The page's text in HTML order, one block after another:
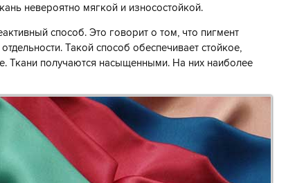
невероятно мягкой и износостойкой.
способ. Это говорит о том, что пигмент
Такой способ обеспечивает стойкое,
Ткани получаются насыщенными. На них наиболее